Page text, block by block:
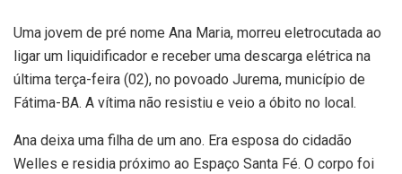
Uma jovem de pré nome Ana Maria, morreu eletrocutada ao
ligar um liquidificador e receber uma descarga elétrica na
última terça-feira (02), no povoado Jurema, município de
Fátima-BA. A vítima não resistiu e veio a óbito no local.
Ana deixa uma filha de um ano. Era esposa do cidadão
Welles e residia próximo ao Espaço Santa Fé. O corpo foi